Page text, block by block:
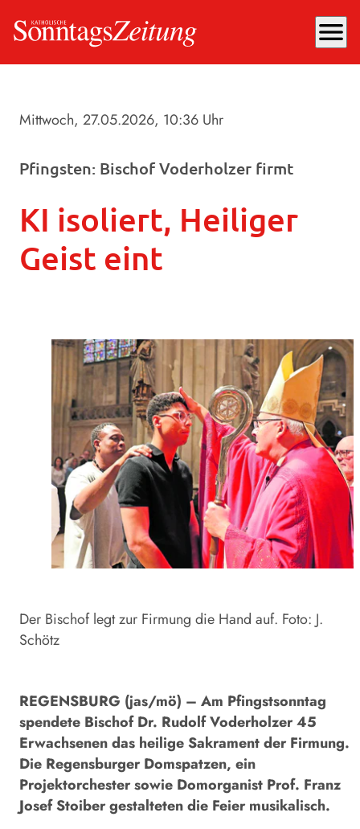
menu
Mittwoch, 27.05.2026, 10:36 Uhr
Pfingsten: Bischof Voderholzer firmt
KI isoliert, Heiliger
Geist eint
Der Bischof legt zur Firmung die Hand auf. Foto: J.
Schötz
REGENSBURG (jas/mö) – Am Pfingstsonntag
spendete Bischof Dr. Rudolf Voderholzer 45
Erwachsenen das heilige Sakrament der Firmung.
Die Regensburger Domspatzen, ein
Projektorchester sowie Domorganist Prof. Franz
Josef Stoiber gestalteten die Feier musikalisch.